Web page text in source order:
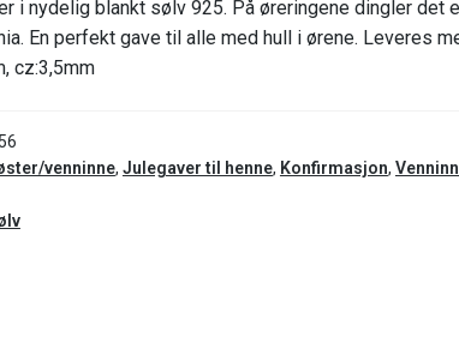
i nydelig blankt sølv 925. På øreringene dingler det
En perfekt gave til alle med hull i ørene. Leveres
cz:3,5mm
venninne, Julegaver til henne, Konfirmasjon,